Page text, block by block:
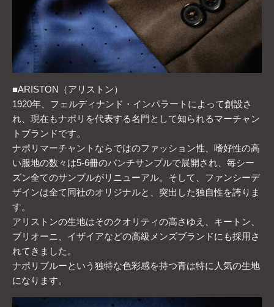
■ARISTON（アリストン）
1920年、フェルディナンド・インパラートによって創設さ
れ、現在もナポリを代表する名門として知られるマーチャン
トブランドです。
ナポリマーチャントならではのファッション性、嗜好性の高
い服地の数々は5-6冊のバンチサンプルで展開され、毎シー
ズン全てのサンプルがリニューアル。そして、ファンシーデ
ザインは全て同社のオリジナルと、突出した独自性を誇りま
す。
アリストンの生地はそのクオリティの高さゆえ、キートン、
ブリオーニ、イザイアなどの高級メンズブランドにも採用さ
れてきました。
ナポリブルーという独特な色彩感を持つ青は特に人気の生地
になります。